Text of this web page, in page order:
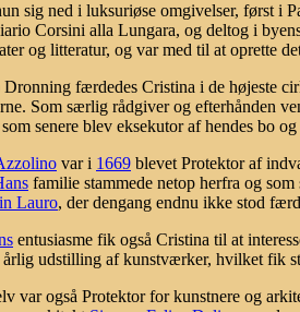
sig ned i luksuriøse omgivelser, først i
Corsini alla Lungara, og deltog i
og litteratur, og var med til at oprette
Dronning færdedes Cristina i de højeste
Som særlig rådgiver og efterhånden
som senere blev eksekutor af hendes bo
var i 1669 blevet Protektor af
familie stammede netop herfra og
Lauro, der dengang endnu ikke stod
entusiasme fik også Cristina til at
årlig udstilling af kunstværker, hvilket fik
var også Protektor for kunstnere og